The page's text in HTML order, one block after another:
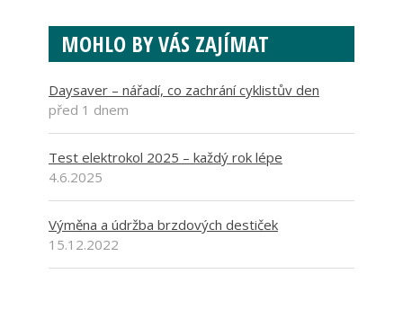
MOHLO BY VÁS ZAJÍMAT
Daysaver – nářadí, co zachrání cyklistův den
před 1 dnem
Test elektrokol 2025 – každý rok lépe
4.6.2025
Výměna a údržba brzdových destiček
15.12.2022